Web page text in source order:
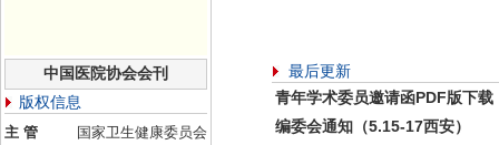
中国医院协会会刊
版权信息
主 管
国家卫生健康委员会
最后更新
青年学术委员邀请函PDF版下载
编委会通知（5.15-17西安）